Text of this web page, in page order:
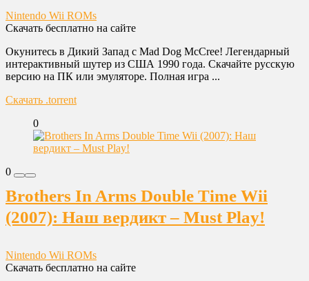
Nintendo Wii ROMs
Скачать бесплатно на сайте
Окунитесь в Дикий Запад с Mad Dog McCree! Легендарный
интерактивный шутер из США 1990 года. Скачайте русскую
версию на ПК или эмуляторе. Полная игра ...
Скачать .torrent
0
0
Brothers In Arms Double Time Wii
(2007): Наш вердикт – Must Play!
Nintendo Wii ROMs
Скачать бесплатно на сайте